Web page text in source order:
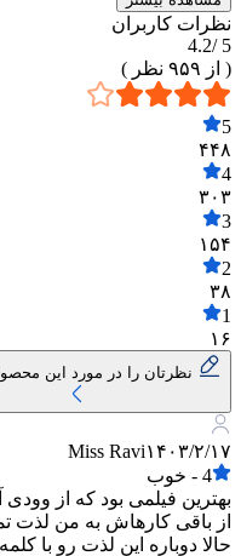
نظرات کاربران
5 /
4.2
( از ۹۵۹ نظر )
5
۴۴۸
4
۳۰۳
3
۱۵۴
2
۳۸
1
۱۶
نظرتان را در مورد این
Miss Ravi۱۴۰۳/۲/۱۷
4
- خوب
بهترین فیلمی بود که از
از باقی کارهاش به من لذت
حالا دوباره این لذت رو با